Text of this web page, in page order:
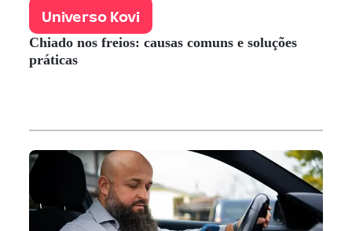
Universo Kovi
Chiado nos freios: causas comuns e soluções
práticas